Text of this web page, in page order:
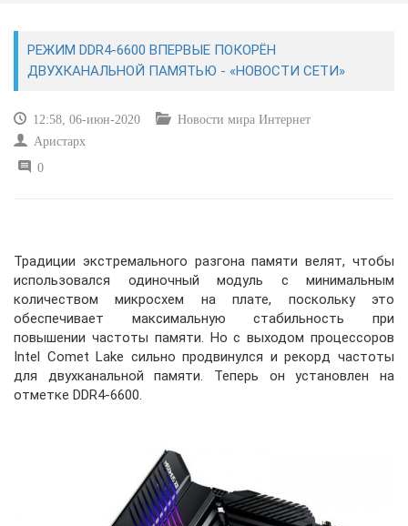
САЙТОСТРОЕНИЕ
РЕМОНТ И СОВЕТЫ
ИНТЕРНЕТ И СВЯЗЬ
РЕЖИМ DDR4-6600 ВПЕРВЫЕ ПОКОРЁН
ДВУХКАНАЛЬНОЙ ПАМЯТЬЮ - «НОВОСТИ СЕТИ»
12:58, 06-июн-2020
Новости мира Интернет
Аристарх
0
Традиции экстремального разгона памяти велят, чтобы
использовался одиночный модуль с минимальным
количеством микросхем на плате, поскольку это
обеспечивает максимальную стабильность при
повышении частоты памяти. Но с выходом процессоров
Intel Comet Lake сильно продвинулся и рекорд частоты
для двухканальной памяти. Теперь он установлен на
отметке DDR4-6600.